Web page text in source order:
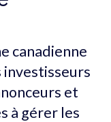
canadienne
et
à gérer les